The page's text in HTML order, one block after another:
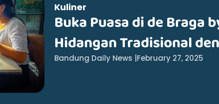
Kuliner
Buka Puasa di de Braga
Hidangan Tradisional
Bandung Daily News |February 27, 2025